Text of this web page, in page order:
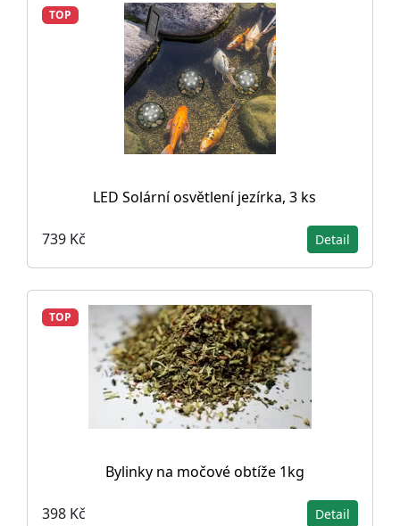
TOP
LED Solární osvětlení jezírka, 3 ks
739 Kč Detail
TOP
Bylinky na močové obtíže 1kg
398 Kč Detail